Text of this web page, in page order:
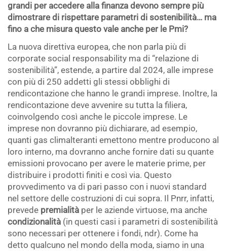
grandi per accedere alla finanza devono sempre più
dimostrare di rispettare parametri di sostenibilità… ma
fino a che misura questo vale anche per le Pmi?
La nuova direttiva europea, che non parla più di
corporate social responsability ma di “relazione di
sostenibilità”, estende, a partire dal 2024, alle imprese
con più di 250 addetti gli stessi obblighi di
rendicontazione che hanno le grandi imprese. Inoltre, la
rendicontazione deve avvenire su tutta la filiera,
coinvolgendo così anche le piccole imprese. Le
imprese non dovranno più dichiarare, ad esempio,
quanti gas climalteranti emettono mentre producono al
loro interno, ma dovranno anche fornire dati su quante
emissioni provocano per avere le materie prime, per
distribuire i prodotti finiti e così via. Questo
provvedimento va di pari passo con i nuovi standard
nel settore delle costruzioni di cui sopra. Il Pnrr, infatti,
prevede premialità per le aziende virtuose, ma anche
condizionalità (in questi casi i parametri di sostenibilità
sono necessari per ottenere i fondi, ndr). Come ha
detto qualcuno nel mondo della moda, siamo in una